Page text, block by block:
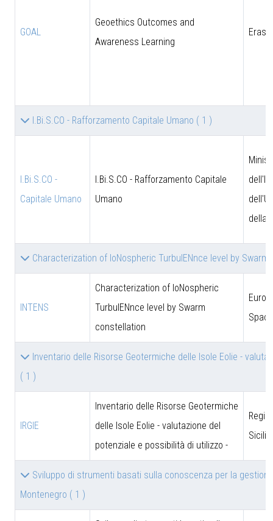
GOAL
Geoethics Outcomes and
Awareness Learning
I.Bi.S.CO - Rafforzamento Capitale Umano ( 1 )
I.Bi.S.CO -
Capitale Umano
I.Bi.S.CO - Rafforzamento Capitale
Umano
della
Characterization of IoNospheric TurbulENnce level by
INTENS
Characterization of IoNospheric
TurbulENnce level by Swarm
constellation
Inventario delle Risorse Geotermiche delle Isole Eolie -
( 1 )
IRGIE
Inventario delle Risorse Geotermiche
delle Isole Eolie - valutazione del
potenziale e possibilità di utilizzo -
Sviluppo di strumenti basati sulla conoscenza per la
Montenegro ( 1 )